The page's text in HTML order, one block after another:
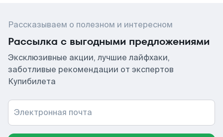
Рассказываем о полезном и интересном
Рассылка с выгодными предложениями
Эксклюзивные акции, лучшие лайфхаки,
заботливые рекомендации от экспертов
Купибилета
Электронная почта